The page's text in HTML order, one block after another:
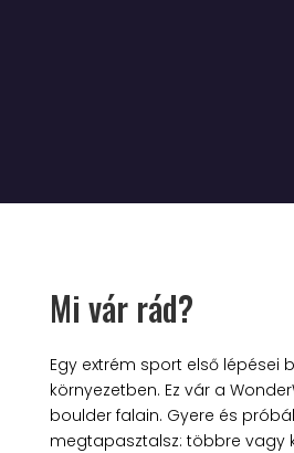
Mi vár rád?
Egy extrém sport első lépései
környezetben. Ez vár a
boulder falain. Gyere és
megtapasztalsz: többre vagy